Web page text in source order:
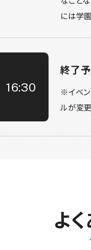
には学
16:30
終了
※イベン
ルが変
よ